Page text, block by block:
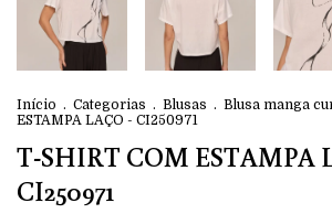
Início . Categorias . Blusas . Blusa manga
ESTAMPA LAÇO - CI250971
T-SHIRT COM ESTAMPA
CI250971